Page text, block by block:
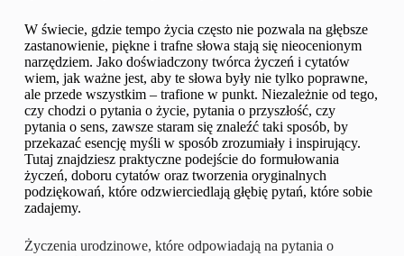
W świecie, gdzie tempo życia często nie pozwala na głębsze
zastanowienie, piękne i trafne słowa stają się nieocenionym
narzędziem. Jako doświadczony twórca życzeń i cytatów
wiem, jak ważne jest, aby te słowa były nie tylko poprawne,
ale przede wszystkim – trafione w punkt. Niezależnie od tego,
czy chodzi o pytania o życie, pytania o przyszłość, czy
pytania o sens, zawsze staram się znaleźć taki sposób, by
przekazać esencję myśli w sposób zrozumiały i inspirujący.
Tutaj znajdziesz praktyczne podejście do formułowania
życzeń, doboru cytatów oraz tworzenia oryginalnych
podziękowań, które odzwierciedlają głębię pytań, które sobie
zadajemy.
Życzenia urodzinowe, które odpowiadają na pytania o